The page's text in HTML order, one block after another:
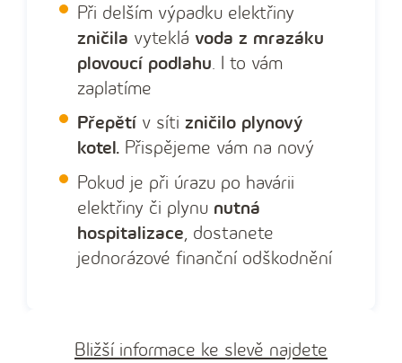
Při delším výpadku elektřiny
zničila vyteklá voda z mrazáku
plovoucí podlahu. I to vám
zaplatíme
Přepětí v síti zničilo plynový
kotel. Přispějeme vám na nový
Pokud je při úrazu po havárii
elektřiny či plynu nutná
hospitalizace, dostanete
jednorázové finanční odškodnění
Bližší informace ke slevě najdete